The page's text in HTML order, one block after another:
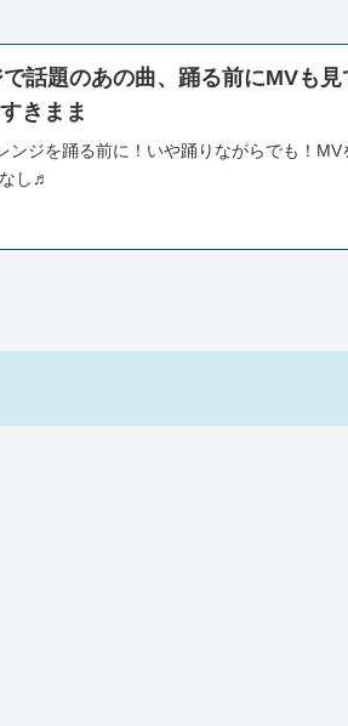
話題のあの曲、踊る前にMVも見
きまま
ンジを踊る前に！いや踊りながらでも！
し♬